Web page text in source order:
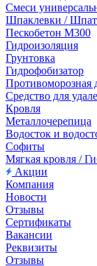
Смеси
Шпаклевки /
Пескобетон М300
Гидроизоляция
Грунтовка
Гидрофобизатор
Противоморозная
Средство для
Кровля
Металлочерепица
Водосток и
Софиты
Мягкая кровля /
Акции
Компания
Новости
Отзывы
Сертификаты
Вакансии
Реквизиты
Отзывы